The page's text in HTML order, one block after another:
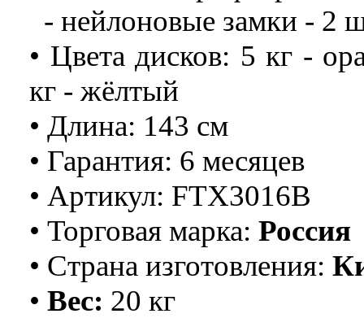
- нейлоновые замки - 2
• Цвета дисков: 5 кг -
кг - жёлтый
• Длина: 143 см
• Гарантия: 6 месяцев
• Артикул: FTX3016B
• Торговая марка: Россия
• Страна изготовления:
• Вес: 20 кг